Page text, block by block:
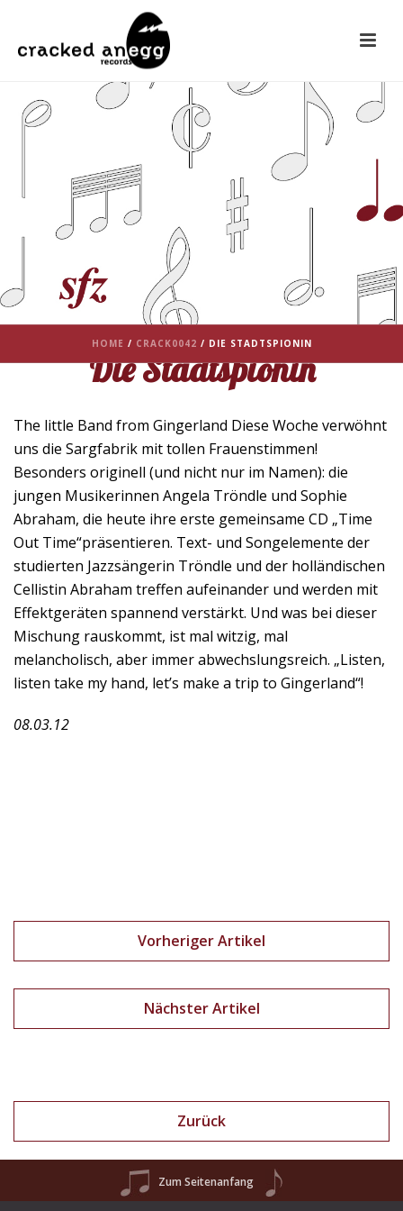
HOME / CRACK0042 / DIE STADTSPIONIN
Die Stadtspionin
The little Band from Gingerland Diese Woche verwöhnt
uns die Sargfabrik mit tollen Frauenstimmen!
Besonders originell (und nicht nur im Namen): die
jungen Musikerinnen Angela Tröndle und Sophie
Abraham, die heute ihre erste gemeinsame CD „Time
Out Time“präsentieren. Text- und Songelemente der
studierten Jazzsängerin Tröndle und der holländischen
Cellistin Abraham treffen aufeinander und werden mit
Effektgeräten spannend verstärkt. Und was bei dieser
Mischung rauskommt, ist mal witzig, mal
melancholisch, aber immer abwechslungsreich. „Listen,
listen take my hand, let’s make a trip to Gingerland“!
08.03.12
Vorheriger Artikel
Nächster Artikel
Zurück
Zum Seitenanfang